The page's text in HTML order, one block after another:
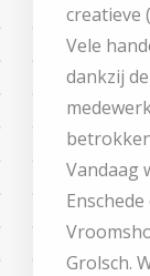
creatieve
Vele
dankzij
Vandaag
Grolsch.